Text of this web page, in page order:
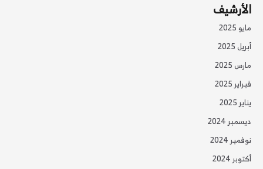
الأرشيف
مايو 2025
أبريل 2025
مارس 2025
فبراير 2025
يناير 2025
ديسمبر 2024
نوفمبر 2024
أكتوبر 2024